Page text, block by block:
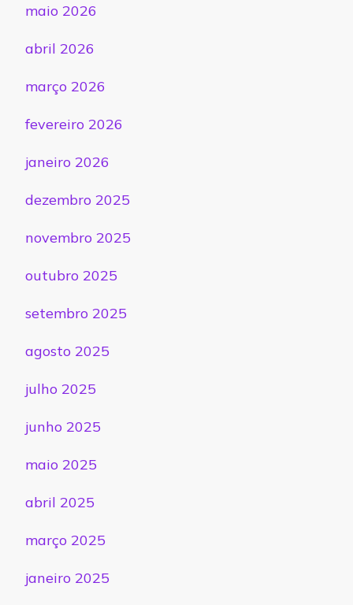
maio 2026
abril 2026
março 2026
fevereiro 2026
janeiro 2026
dezembro 2025
novembro 2025
outubro 2025
setembro 2025
agosto 2025
julho 2025
junho 2025
maio 2025
abril 2025
março 2025
janeiro 2025